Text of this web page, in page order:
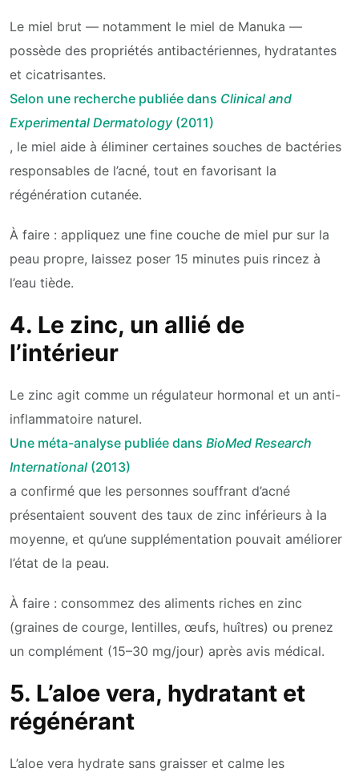
Le miel brut — notamment le miel de Manuka —
possède des propriétés antibactériennes, hydratantes
et cicatrisantes.
Selon une recherche publiée dans Clinical and
Experimental Dermatology (2011)
, le miel aide à éliminer certaines souches de bactéries
responsables de l’acné, tout en favorisant la
régénération cutanée.
À faire : appliquez une fine couche de miel pur sur la
peau propre, laissez poser 15 minutes puis rincez à
l’eau tiède.
4. Le zinc, un allié de
l’intérieur
Le zinc agit comme un régulateur hormonal et un anti-
inflammatoire naturel.
Une méta-analyse publiée dans BioMed Research
International (2013)
a confirmé que les personnes souffrant d’acné
présentaient souvent des taux de zinc inférieurs à la
moyenne, et qu’une supplémentation pouvait améliorer
l’état de la peau.
À faire : consommez des aliments riches en zinc
(graines de courge, lentilles, œufs, huîtres) ou prenez
un complément (15–30 mg/jour) après avis médical.
5. L’aloe vera, hydratant et
régénérant
L’aloe vera hydrate sans graisser et calme les